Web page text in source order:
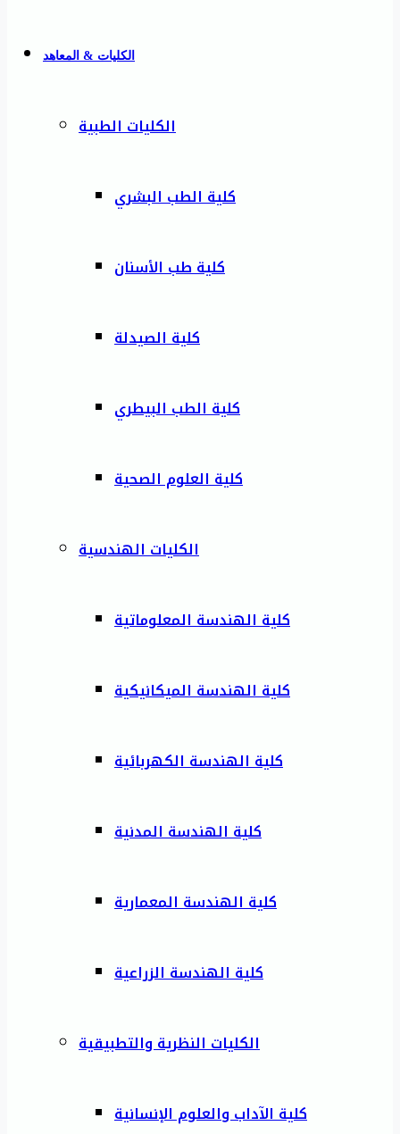
الكليات & المعاهد
الكليات الطبية
كلية الطب البشري
كلية طب الأسنان
كلية الصيدلة
كلية الطب البيطري
كلية العلوم الصحية
الكليات الهندسية
كلية الهندسة المعلوماتية
كلية الهندسة الميكانيكية
كلية الهندسة الكهربائية
كلية الهندسة المدنية
كلية الهندسة المعمارية
كلية الهندسة الزراعية
الكليات النظرية والتطبيقية
كلية الآداب والعلوم الإنسانية